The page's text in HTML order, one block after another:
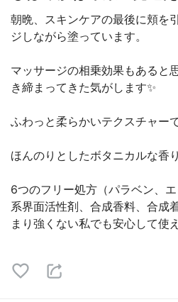
朝晩、スキンケアの最後に頬を
ジしながら塗っています。
マッサージの相乗効果もあると
き締まってきた気がします✨
ふわっと柔らかいテクスチャー
ほんのりとしたボタニカルな香
6つのフリー処方（パラベン、
系界面活性剤、合成香料、合成
まり強くない私でも安心して使